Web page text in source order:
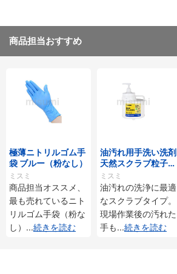
商品担当おすすめ
極薄ニトリルゴム手
袋 ブルー（粉なし）
ミスミ
商品担当オススメ、
最も売れているニト
リルゴム手袋（粉な
し） ...続きを読む
油汚れ用手洗い洗剤
天然スクラブ粒子入
（アロエエキス配
合）
ミスミ
油汚れの洗浄に最適
なスクラブタイプ。
現場作業後の汚れた
手も...続きを読む